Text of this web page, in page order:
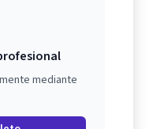
mediante